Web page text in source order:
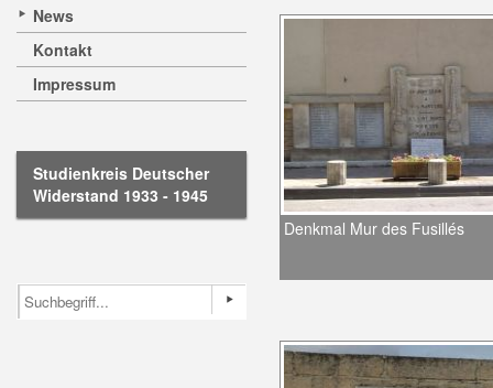
News
Kontakt
Impressum
Studienkreis Deutscher
Widerstand 1933 - 1945
Denkmal Mur des Fusillés